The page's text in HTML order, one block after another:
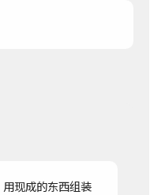
现成的东西组装